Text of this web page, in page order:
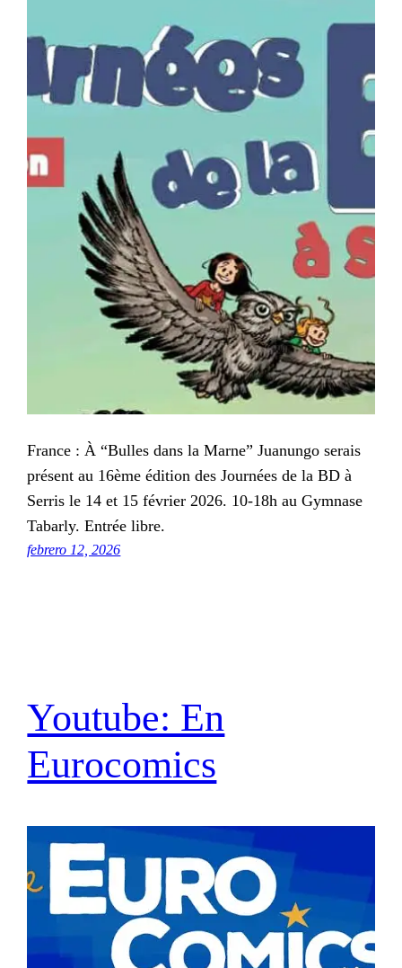
France : À “Bulles dans la Marne” Juanungo serais
présent au 16ème édition des Journées de la BD à
Serris le 14 et 15 février 2026. 10-18h au Gymnase
Tabarly. Entrée libre.
febrero 12, 2026
Youtube: En
Eurocomics